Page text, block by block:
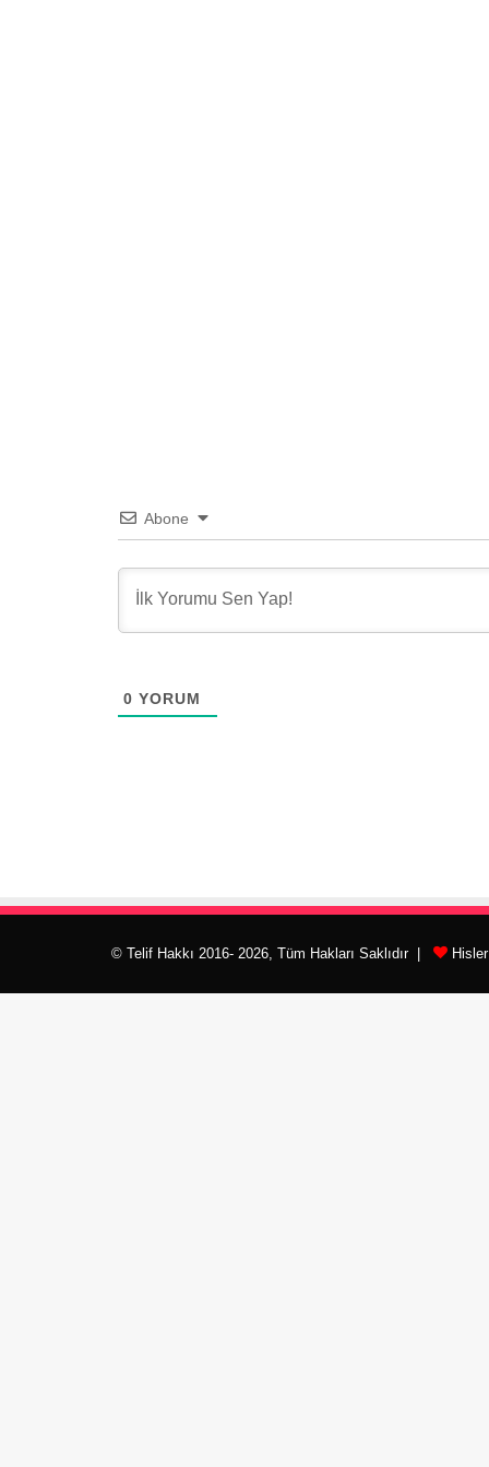
Abone
0 YORUM
© Telif Hakkı 2016- 2026, Tüm Hakları Saklıdır |